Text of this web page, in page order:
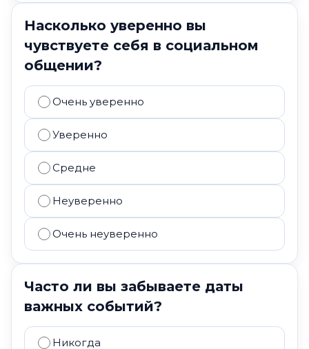
Насколько уверенно вы
чувствуете себя в социальном
общении?
Очень уверенно
Уверенно
Средне
Неуверенно
Очень неуверенно
Часто ли вы забываете даты
важных событий?
Никогда